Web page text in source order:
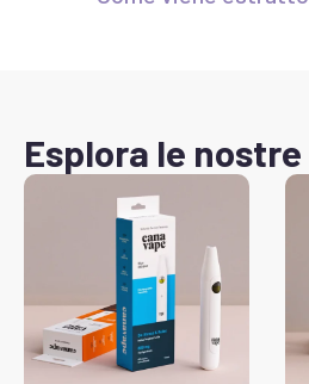
Esplora le